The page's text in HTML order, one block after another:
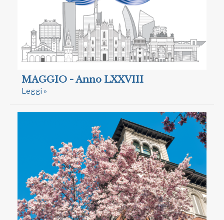
MAGGIO - Anno LXXVIII
Leggi »